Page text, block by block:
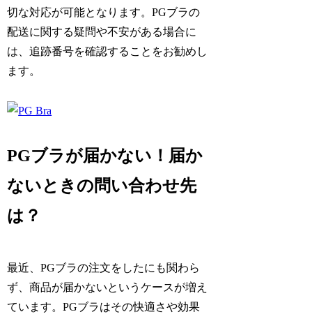
切な対応が可能となります。PGブラの
配送に関する疑問や不安がある場合に
は、追跡番号を確認することをお勧めし
ます。
PGブラが届かない！届か
ないときの問い合わせ先
は？
最近、PGブラの注文をしたにも関わら
ず、商品が届かないというケースが増え
ています。PGブラはその快適さや効果